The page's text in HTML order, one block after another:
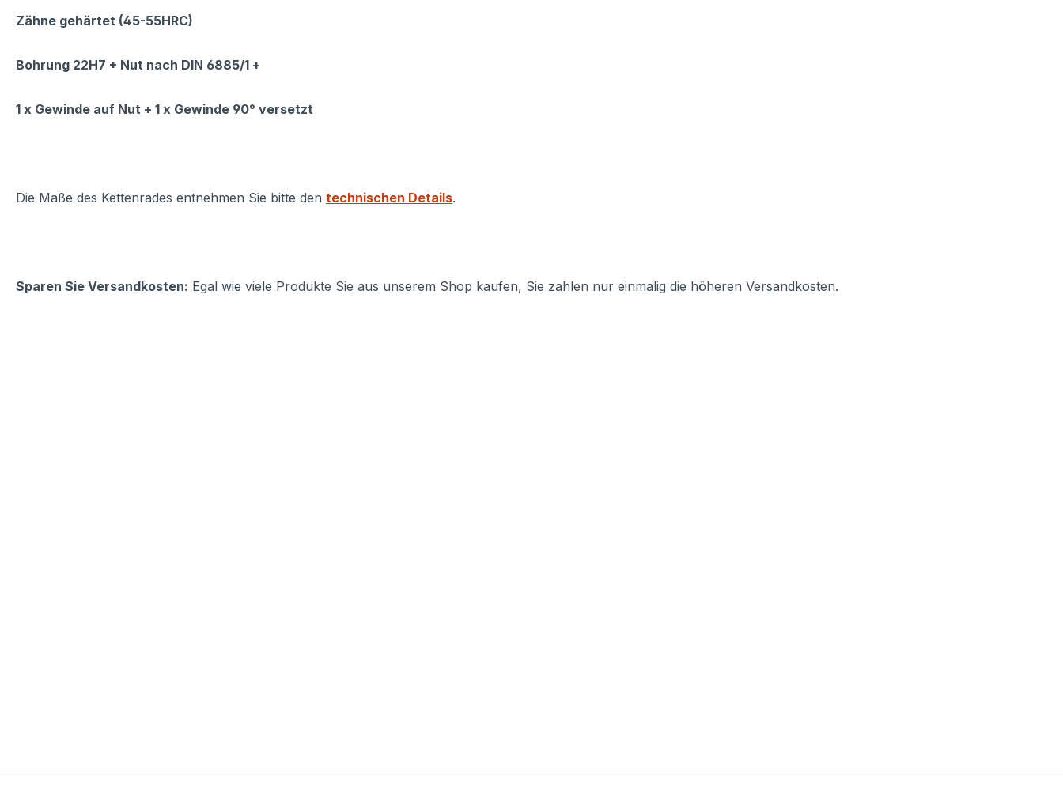
Zähne gehärtet (45-55HRC)
Bohrung 22H7 + Nut nach DIN 6885/1 +
1 x Gewinde auf Nut + 1 x Gewinde 90° versetzt
Die Maße des Kettenrades entnehmen Sie bitte den technischen Details.
Sparen Sie Versandkosten: Egal wie viele Produkte Sie aus unserem Shop kaufen, Sie zahlen nur einmalig die höheren Versandkosten.